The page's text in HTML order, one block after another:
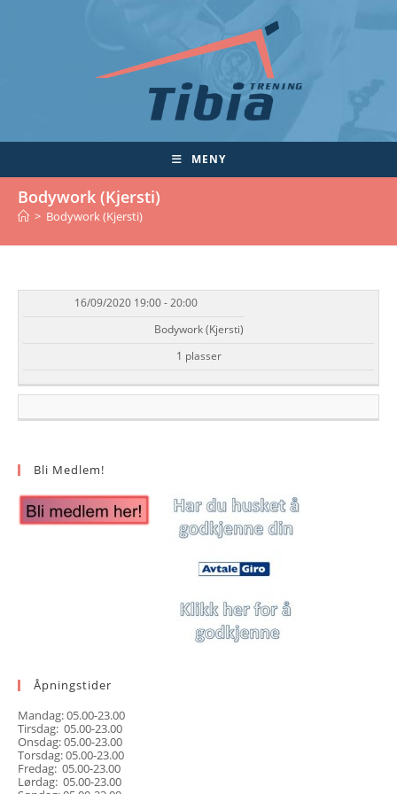
MENY
Bodywork (Kjersti)
> Bodywork (Kjersti)
DATO/TID EVENT TILGJENGELIGHET
16/09/2020 19:00 - 20:00
Bodywork (Kjersti)
1 plasser
Bli Medlem!
Åpningstider
Mandag: 05.00-23.00
Tirsdag: 05.00-23.00
Onsdag: 05.00-23.00
Torsdag: 05.00-23.00
Fredag: 05.00-23.00
Lørdag: 05.00-23.00